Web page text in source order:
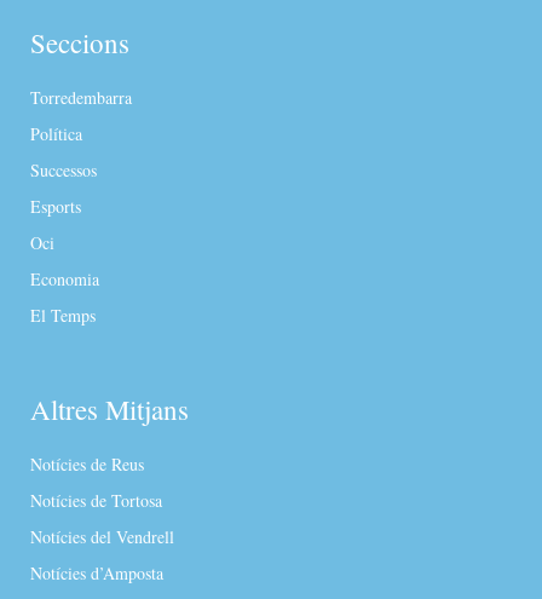
Seccions
Torredembarra
Política
Successos
Esports
Oci
Economia
El Temps
Altres Mitjans
Notícies de Reus
Notícies de Tortosa
Notícies del Vendrell
Notícies d’Amposta